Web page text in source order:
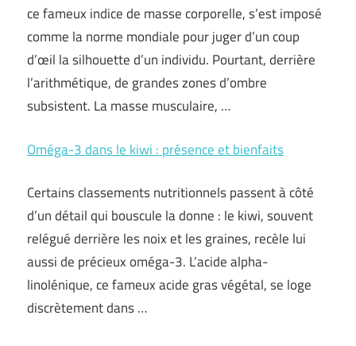
ce fameux indice de masse corporelle, s’est imposé
comme la norme mondiale pour juger d’un coup
d’œil la silhouette d’un individu. Pourtant, derrière
l’arithmétique, de grandes zones d’ombre
subsistent. La masse musculaire, …
Oméga-3 dans le kiwi : présence et bienfaits
Certains classements nutritionnels passent à côté
d’un détail qui bouscule la donne : le kiwi, souvent
relégué derrière les noix et les graines, recèle lui
aussi de précieux oméga-3. L’acide alpha-
linolénique, ce fameux acide gras végétal, se loge
discrètement dans …